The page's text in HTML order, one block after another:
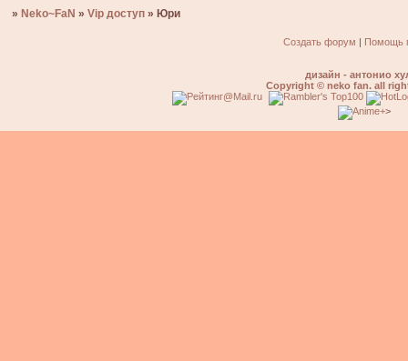
»Neko~FaN »Vip доступ »Юри
Создать форум | Помощь
дизайн - антонио
Copyright © neko fan. all
>